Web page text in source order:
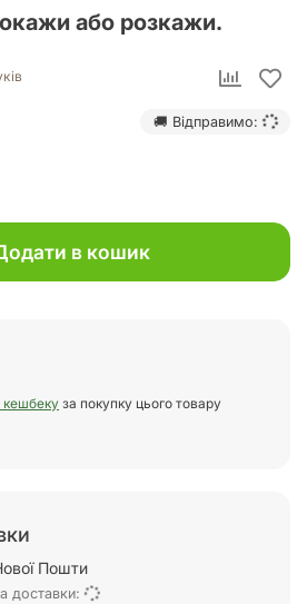
або розкажи.
🚚 Відправимо:
в кошик
кешбеку за покупку цього товару
Пошти
доставки: